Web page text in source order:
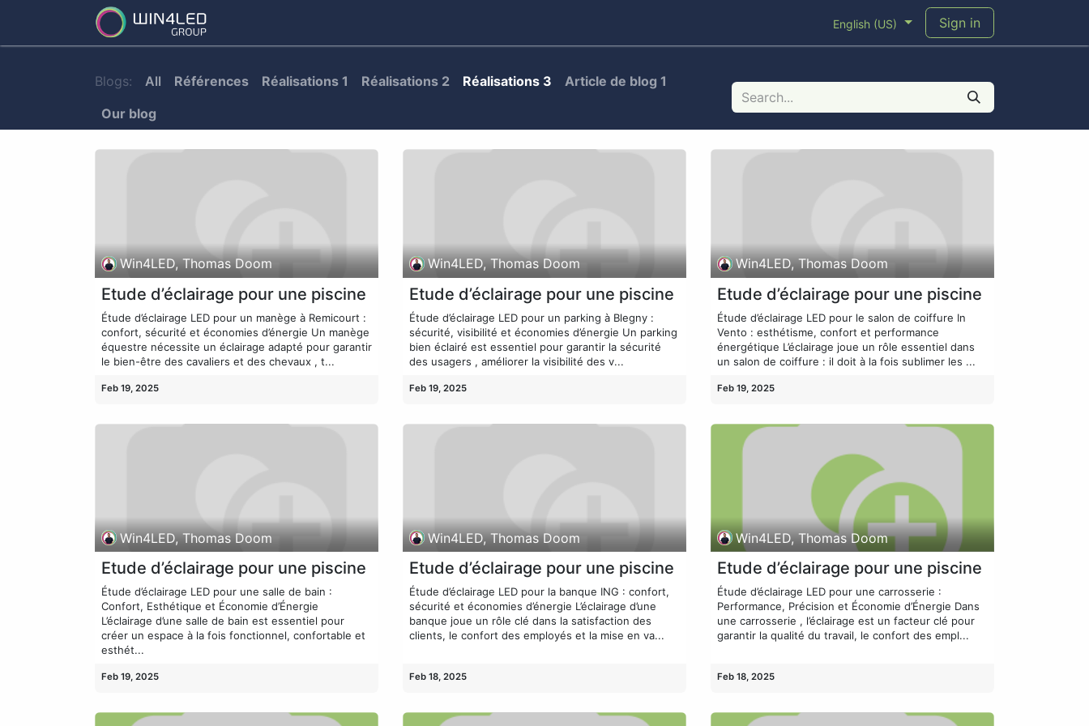
English (US) Sign in
Blogs: All Références Réalisations 1 Réalisations 2 Réalisations 3
Article de blog 1
Our blog
Win4LED, Thomas Doom
Etude d’éclairage pour une piscine
Étude d’éclairage LED pour un manège à Remicourt :
confort, sécurité et économies d’énergie Un manège
équestre nécessite un éclairage adapté pour garantir
le bien-être des cavaliers et des chevaux , t...
Feb 19, 2025
Win4LED, Thomas Doom
Etude d’éclairage pour une piscine
Étude d’éclairage LED pour un parking à Blegny :
sécurité, visibilité et économies d’énergie Un parking
bien éclairé est essentiel pour garantir la sécurité
des usagers , améliorer la visibilité des v...
Feb 19, 2025
Win4LED, Thomas Doom
Etude d’éclairage pour une piscine
Étude d’éclairage LED pour le salon de coiffure In
Vento : esthétisme, confort et performance
énergétique L’éclairage joue un rôle essentiel dans
un salon de coiffure : il doit à la fois sublimer les ...
Feb 19, 2025
Win4LED, Thomas Doom
Etude d’éclairage pour une piscine
Étude d’éclairage LED pour une salle de bain :
Confort, Esthétique et Économie d’Énergie
L’éclairage d’une salle de bain est essentiel pour
créer un espace à la fois fonctionnel, confortable et
esthét...
Feb 19, 2025
Win4LED, Thomas Doom
Etude d’éclairage pour une piscine
Étude d’éclairage LED pour la banque ING : confort,
sécurité et économies d’énergie L’éclairage d’une
banque joue un rôle clé dans la satisfaction des
clients, le confort des employés et la mise en va...
Feb 18, 2025
Win4LED, Thomas Doom
Etude d’éclairage pour une piscine
Étude d’éclairage LED pour une carrosserie :
Performance, Précision et Économie d’Énergie Dans
une carrosserie , l’éclairage est un facteur clé pour
garantir la qualité du travail, le confort des empl...
Feb 18, 2025